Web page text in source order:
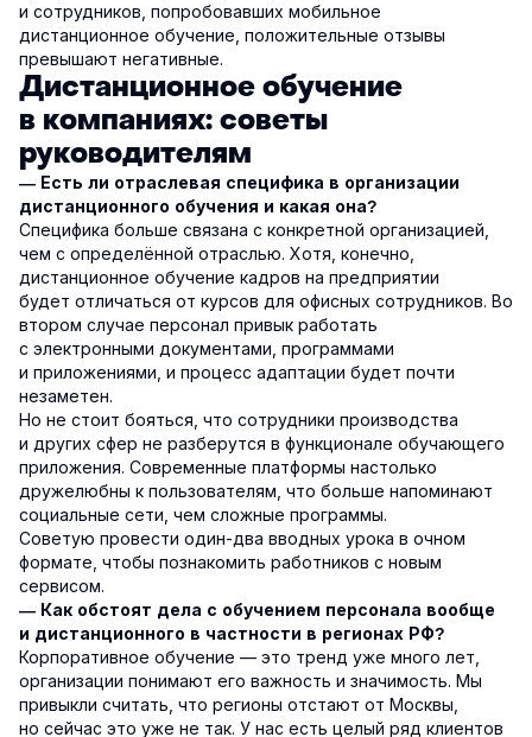
и сотрудников, попробовавших мобильное
дистанционное обучение, положительные отзывы
превышают негативные.
Дистанционное обучение
в компаниях: советы
руководителям
— Есть ли отраслевая специфика в организации
дистанционного обучения и какая она?
Специфика больше связана с конкретной организацией,
чем с определённой отраслью. Хотя, конечно,
дистанционное обучение кадров на предприятии
будет отличаться от курсов для офисных сотрудников. Во
втором случае персонал привык работать
с электронными документами, программами
и приложениями, и процесс адаптации будет почти
незаметен.
Но не стоит бояться, что сотрудники производства
и других сфер не разберутся в функционале обучающего
приложения. Современные платформы настолько
дружелюбны к пользователям, что больше напоминают
социальные сети, чем сложные программы.
Советую провести один-два вводных урока в очном
формате, чтобы познакомить работников с новым
сервисом.
— Как обстоят дела с обучением персонала вообще
и дистанционного в частности в регионах РФ?
Корпоративное обучение — это тренд уже много лет,
организации понимают его важность и значимость. Мы
привыкли считать, что регионы отстают от Москвы,
но сейчас это уже не так. У нас есть целый ряд клиентов